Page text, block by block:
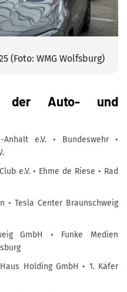
(Foto: WMG Wolfsburg)
der Auto- und
Anhalt e.V. • Bundeswehr •
e.V. • Ehme de Riese • Rad
• Tesla Center Braunschweig
GmbH • Funke Medien
Holding GmbH • 1. Käfer